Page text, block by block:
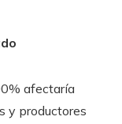
afectaría
y productores